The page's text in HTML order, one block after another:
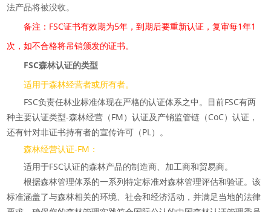
法产品将被没收。
备注：FSC证书有效期为5年，到期后要重新认证，复审每1年1
次，如不合格将吊销颁发的证书。
FSC森林认证的类型
适用于森林经营者或所有者。
FSC负责任林业标准体现在严格的认证体系之中。目前FSC有两
种主要认证类型-森林经营（FM）认证及产销监管链（CoC）认证，
还有针对非证书持有者的宣传许可（PL）。
森林经营认证-FM：
适用于FSC认证的森林产品的制造商、加工商和贸易商。
根据森林管理体系的一系列特定标准对森林管理评估和验证。该
标准涵盖了与森林相关的环境、社会和经济活动，并满足当地的法律